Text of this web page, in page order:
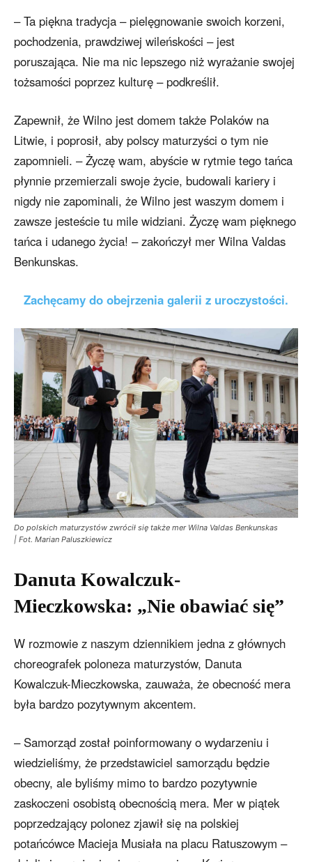
– Ta piękna tradycja – pielęgnowanie swoich korzeni,
pochodzenia, prawdziwej wileńskości – jest
poruszająca. Nie ma nic lepszego niż wyrażanie swojej
tożsamości poprzez kulturę – podkreślił.
Zapewnił, że Wilno jest domem także Polaków na
Litwie, i poprosił, aby polscy maturzyści o tym nie
zapomnieli. – Życzę wam, abyście w rytmie tego tańca
płynnie przemierzali swoje życie, budowali kariery i
nigdy nie zapominali, że Wilno jest waszym domem i
zawsze jesteście tu mile widziani. Życzę wam pięknego
tańca i udanego życia! – zakończył mer Wilna Valdas
Benkunskas.
Zachęcamy do obejrzenia galerii z uroczystości.
Do polskich maturzystów zwrócił się także mer Wilna Valdas Benkunskas
| Fot. Marian Paluszkiewicz
Danuta Kowalczuk-
Mieczkowska: „Nie obawiać się”
W rozmowie z naszym dziennikiem jedna z głównych
choreografek poloneza maturzystów, Danuta
Kowalczuk-Mieczkowska, zauważa, że obecność mera
była bardzo pozytywnym akcentem.
– Samorząd został poinformowany o wydarzeniu i
wiedzieliśmy, że przedstawiciel samorządu będzie
obecny, ale byliśmy mimo to bardzo pozytywnie
zaskoczeni osobistą obecnością mera. Mer w piątek
poprzedzający polonez zjawił się na polskiej
potańcówce Macieja Musiała na placu Ratuszowym –